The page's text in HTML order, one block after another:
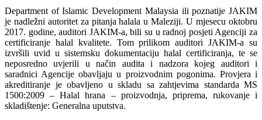
Department of Islamic Development Malaysia ili poznatije JAKIM
je nadležni autoritet za pitanja halala u Maleziji.U mjesecu oktobru
2017. godine, auditori JAKIM-a, bili su u radnoj posjeti Agenciji za
certificiranje halal kvalitete. Tom prilikom auditori JAKIM-a su
izvršili uvid u sistemsku dokumentaciju halal certificiranja, te se
neposredno uvjerili u način audita i nadzora kojeg auditori i
saradnici Agencije obavljaju u proizvodnim pogonima. Provjera i
akreditiranje je obavljeno u skladu sa zahtjevima standarda MS
1500:2009 – Halal hrana – proizvodnja, priprema, rukovanje i
skladištenje: Generalna uputstva.